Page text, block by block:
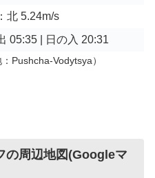
5.24m/s
05:35 | 日の入 20:31
：Pushcha-Vodytsya）
の周辺地図(Googleマ